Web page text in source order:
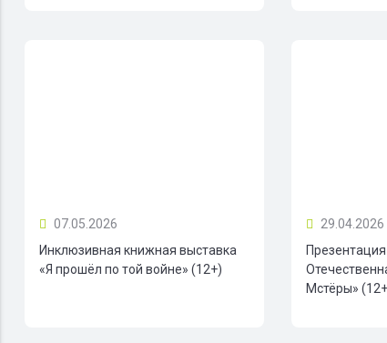
07.05.2026
Инклюзивная книжная выставка
«Я прошёл по той войне» (12+)
29.04.2026
Мстёры»